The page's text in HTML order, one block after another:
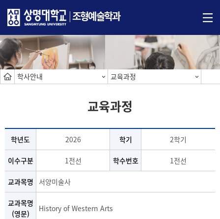
조형예술학과
학사안내 교육과정
교육과정
학년도 2026 학기 2학기
이수구분 1전선 학수번호 1전선
교과목명 서양미술사
교과목명
(영문)
History of Western Arts